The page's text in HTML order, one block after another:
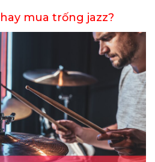
mua trống jazz?